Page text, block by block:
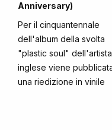
Anniversary)
Per il cinquantennale
dell'album della svolta
"plastic soul" dell'artista
inglese viene
una riedizione in vinile